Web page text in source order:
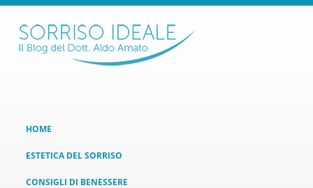
HOME
ESTETICA DEL SORRISO
CONSIGLI DI BENESSERE